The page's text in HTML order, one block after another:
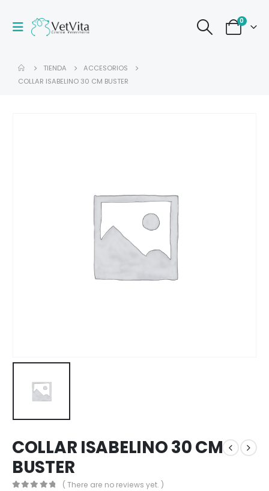
0
TIENDA
ACCESORIOS
COLLAR ISABELINO 30 CM BUSTER
COLLAR ISABELINO 30 CM
BUSTER
( There are no reviews yet. )